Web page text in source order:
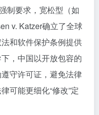
制要求，宽松型（如
v. Katzer确立了全球
和软件保护条例提供
，中国以开放包容的
守许可证，避免法律
可能更细化“修改”定